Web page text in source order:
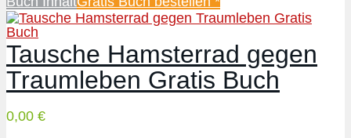
Tausche Hamsterrad gegen
Traumleben Gratis Buch
0,00 €